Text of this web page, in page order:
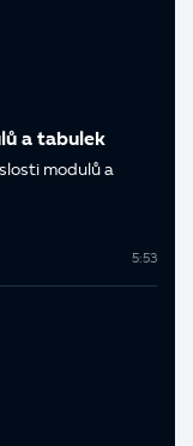
a tabulek
modulů a
5:53